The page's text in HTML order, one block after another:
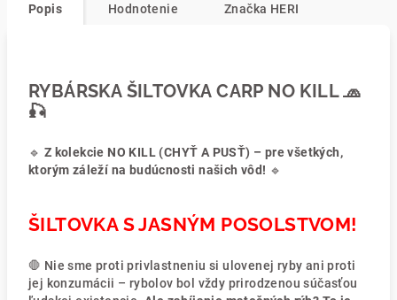
Popis Hodnotenie Značka HERI
RYBÁRSKA ŠILTOVKA CARP NO KILL 🧢
🎣
🔹 Z kolekcie NO KILL (CHYŤ A PUSŤ) – pre všetkých,
ktorým záleží na budúcnosti našich vôd! 🔹
ŠILTOVKA S JASNÝM POSOLSTVOM!
🛑 Nie sme proti privlastneniu si ulovenej ryby ani proti
jej konzumácii – rybolov bol vždy prirodzenou súčasťou